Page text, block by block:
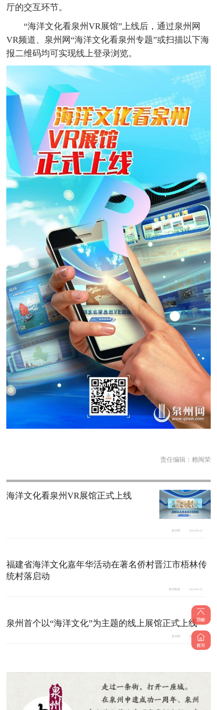
厅的交互环节。
“海洋文化看泉州VR展馆”上线后，通过泉州网
VR频道、泉州网“海洋文化看泉州专题”或扫描以下海
报二维码均可实现线上登录浏览。
责任编辑： 赖闽荣
海洋文化看泉州VR展馆正式上线
泉州网 2024-06-22
福建省海洋文化嘉年华活动在著名侨村晋江市梧林传
统村落启动
泉州晚报 2024-06-22
泉州首个以“海洋文化”为主题的线上展馆正式上线
泉州网 2024-06-21